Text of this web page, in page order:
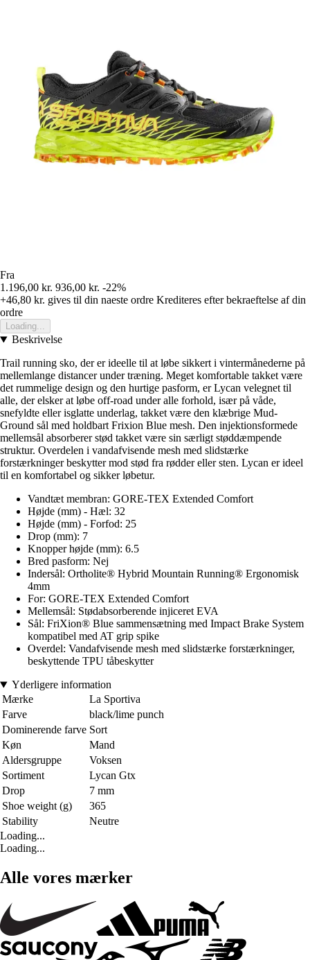
Fra
1.196,00 kr. 936,00 kr. -22%
+46,80 kr. gives til din naeste ordre Krediteres efter bekraeftelse af din
ordre
Loading...
Beskrivelse
Trail running sko, der er ideelle til at løbe sikkert i vintermånederne på
mellemlange distancer under træning. Meget komfortable takket være
det rummelige design og den hurtige pasform, er Lycan velegnet til
alle, der elsker at løbe off-road under alle forhold, især på våde,
snefyldte eller isglatte underlag, takket være den klæbrige Mud-
Ground sål med holdbart Frixion Blue mesh. Den injektionsformede
mellemsål absorberer stød takket være sin særligt støddæmpende
struktur. Overdelen i vandafvisende mesh med slidstærke
forstærkninger beskytter mod stød fra rødder eller sten. Lycan er ideel
til en komfortabel og sikker løbetur.
Vandtæt membran: GORE-TEX Extended Comfort
Højde (mm) - Hæl: 32
Højde (mm) - Forfod: 25
Drop (mm): 7
Knopper højde (mm): 6.5
Bred pasform: Nej
Indersål: Ortholite® Hybrid Mountain Running® Ergonomisk
4mm
For: GORE-TEX Extended Comfort
Mellemsål: Stødabsorberende injiceret EVA
Sål: FriXion® Blue sammensætning med Impact Brake System
kompatibel med AT grip spike
Overdel: Vandafvisende mesh med slidstærke forstærkninger,
beskyttende TPU tåbeskytter
Yderligere information
Mærke
La Sportiva
Farve
black/lime punch
Dominerende farve Sort
Køn
Mand
Aldersgruppe
Voksen
Sortiment
Lycan Gtx
Drop
7 mm
Shoe weight (g)
365
Stability
Neutre
Loading...
Loading...
Alle vores mærker